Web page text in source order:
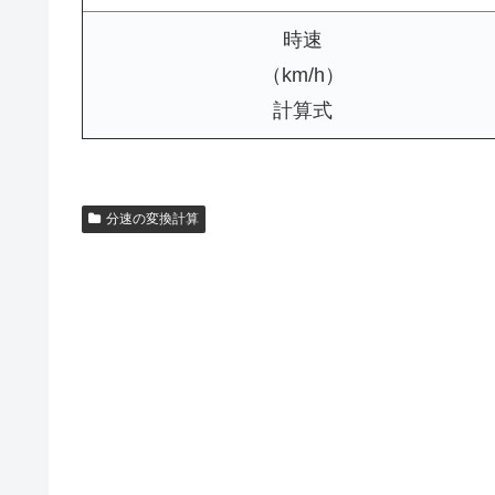
時速
（km/h）
計算式
分速の変換計算